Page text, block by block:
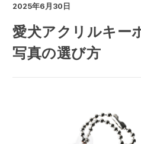
2025年6月30日
愛犬アクリルキー
写真の選び方